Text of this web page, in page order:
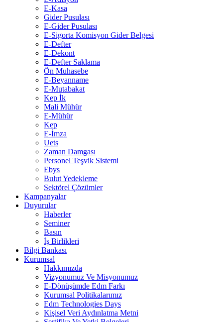
E-Kasa
Gider Pusulası
E-Gider Pusulası
E-Sigorta Komisyon Gider Belgesi
E-Defter
E-Dekont
E-Defter Saklama
Ön Muhasebe
E-Beyanname
E-Mutabakat
Kep İk
Mali Mühür
E-Mühür
Kep
E-İmza
Uets
Zaman Damgası
Personel Teşvik Sistemi
Ebys
Bulut Yedekleme
Sektörel Çözümler
Kampanyalar
Duyurular
Haberler
Seminer
Basın
İş Birlikleri
Bilgi Bankası
Kurumsal
Hakkımızda
Vizyonumuz Ve Misyonumuz
E-Dönüşümde Edm Farkı
Kurumsal Politikalarımız
Edm Technologies Days
Kişisel Veri Aydınlatma Metni